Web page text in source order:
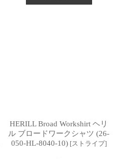
HERILL Broad Workshirt ヘリ
ル ブロードワークシャツ (26-
050-HL-8040-10) [ストライプ]